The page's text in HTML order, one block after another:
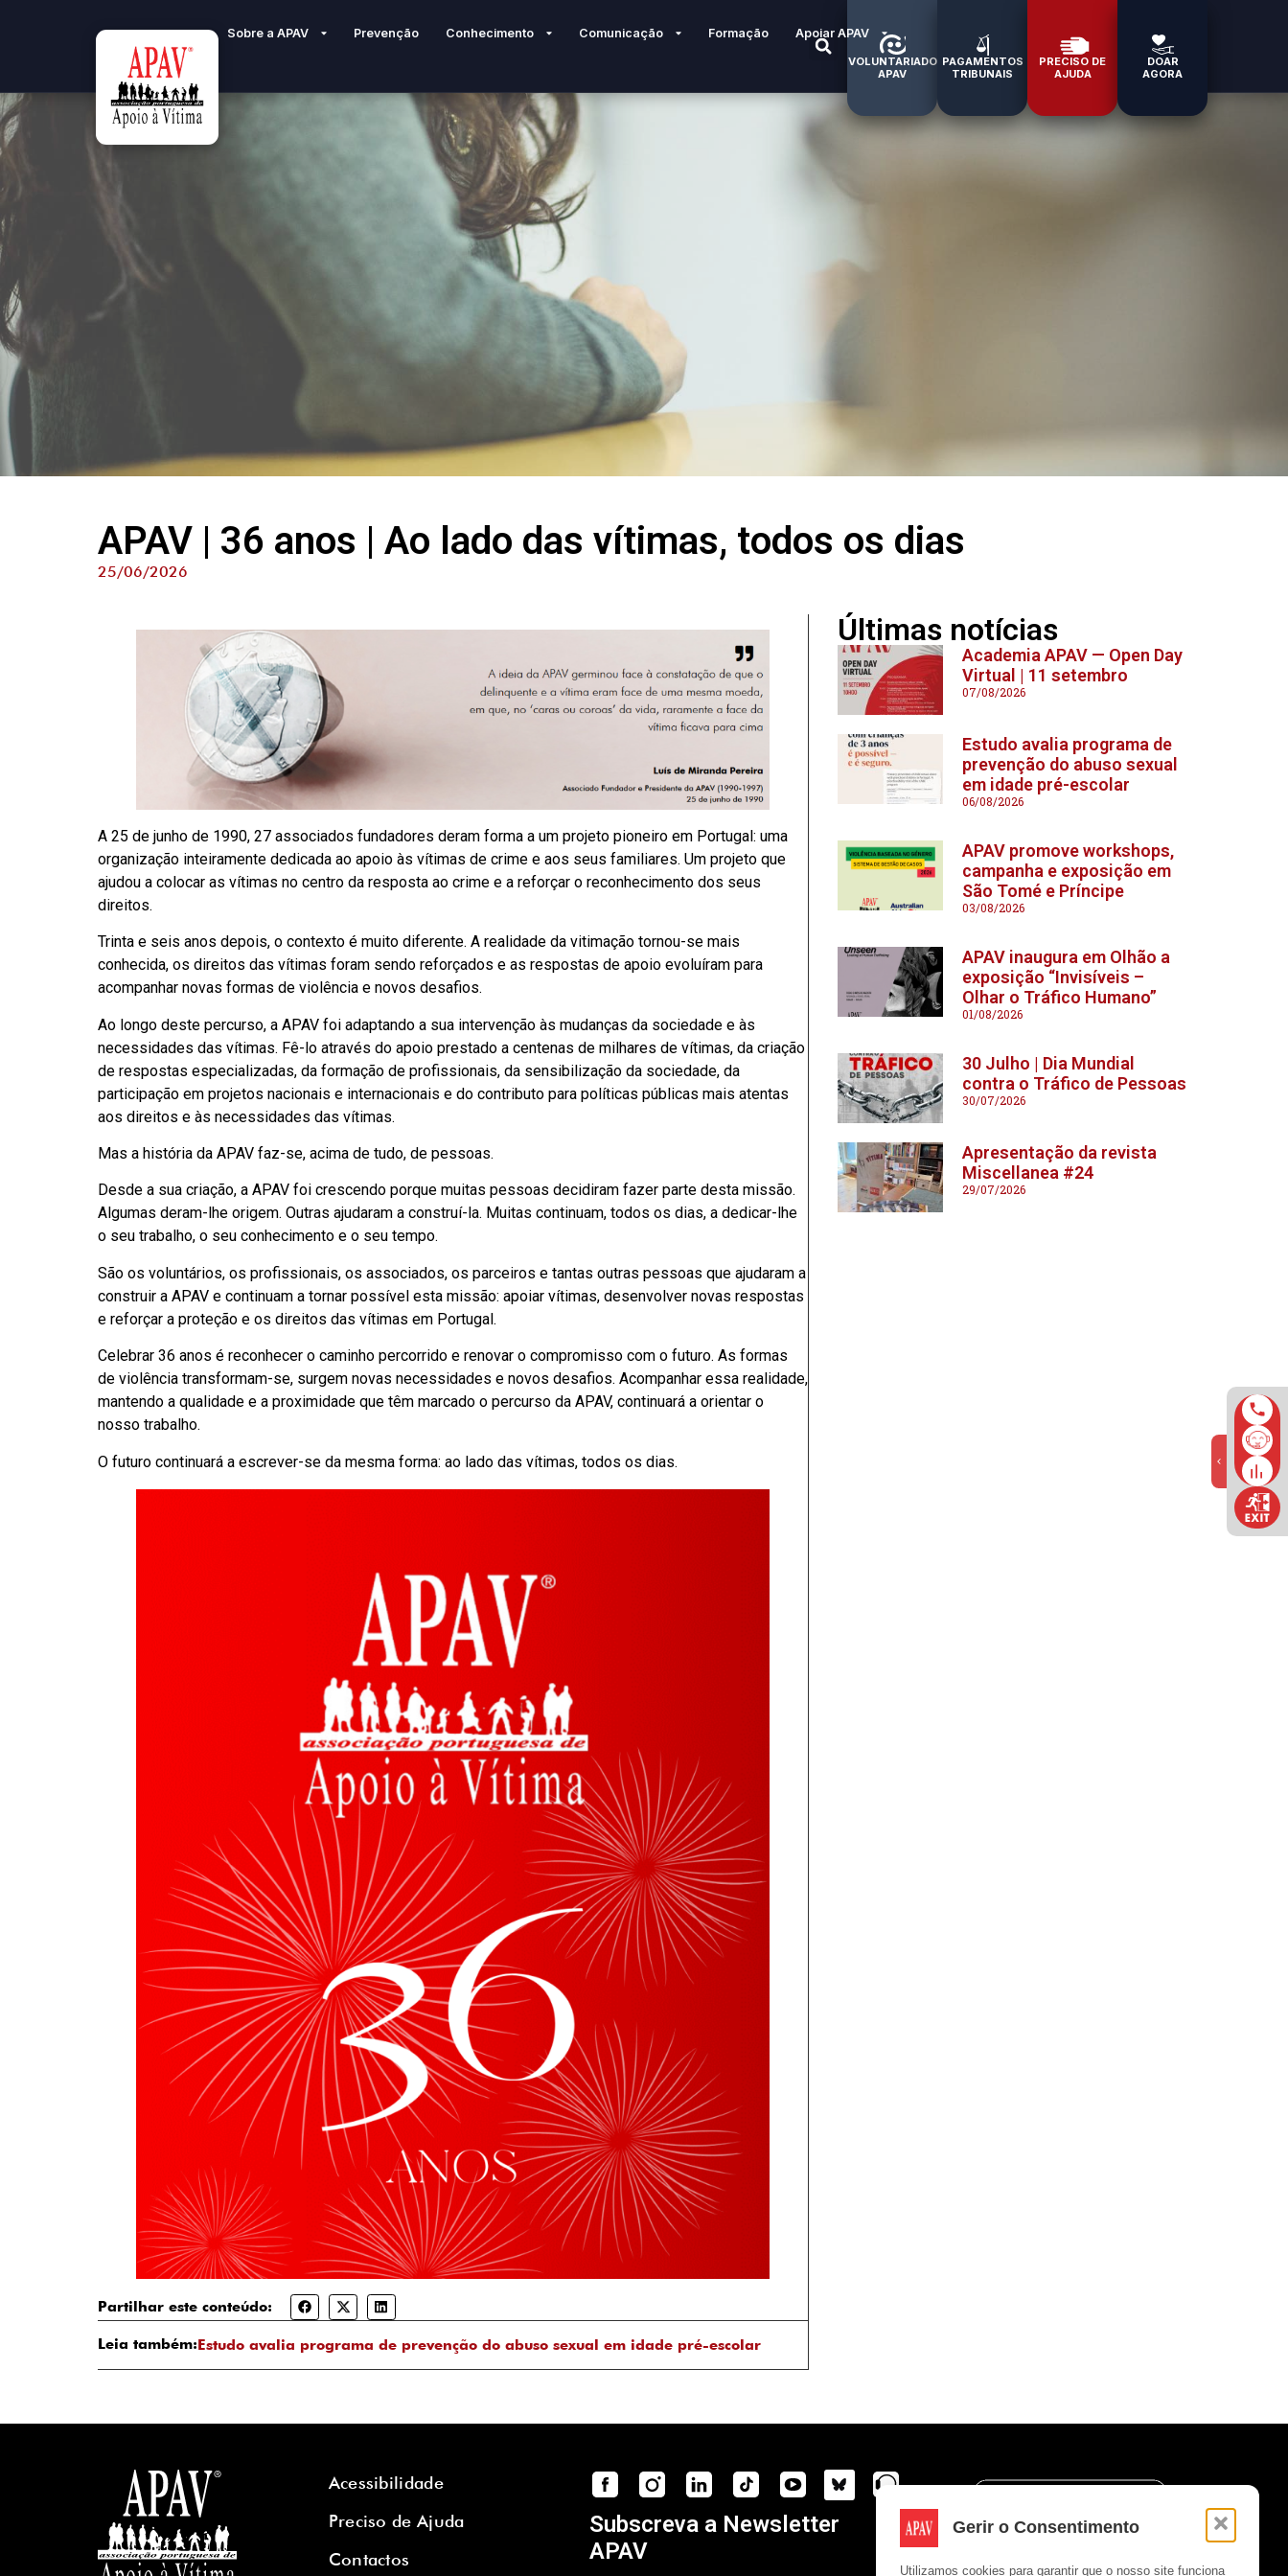
Gerir o Consentimento
Utilizamos cookies para garantir que o nosso site funciona
Sobre a APAV Prevenção Conhecimento Comunicação Formação Apoiar APAV
VOLUNTARIADO
APAV
PAGAMENTOS
TRIBUNAIS
PRECISO DE
AJUDA
DOAR
AGORA
APAV | 36 anos | Ao lado das vítimas, todos os dias
25/06/2026
A 25 de junho de 1990, 27 associados fundadores deram forma a um projeto pioneiro em Portugal: uma
organização inteiramente dedicada ao apoio às vítimas de crime e aos seus familiares. Um projeto que
ajudou a colocar as vítimas no centro da resposta ao crime e a reforçar o reconhecimento dos seus
direitos.
Trinta e seis anos depois, o contexto é muito diferente. A realidade da vitimação tornou-se mais
conhecida, os direitos das vítimas foram sendo reforçados e as respostas de apoio evoluíram para
acompanhar novas formas de violência e novos desafios.
Ao longo deste percurso, a APAV foi adaptando a sua intervenção às mudanças da sociedade e às
necessidades das vítimas. Fê-lo através do apoio prestado a centenas de milhares de vítimas, da criação
de respostas especializadas, da formação de profissionais, da sensibilização da sociedade, da
participação em projetos nacionais e internacionais e do contributo para políticas públicas mais atentas
aos direitos e às necessidades das vítimas.
Mas a história da APAV faz-se, acima de tudo, de pessoas.
Desde a sua criação, a APAV foi crescendo porque muitas pessoas decidiram fazer parte desta missão.
Algumas deram-lhe origem. Outras ajudaram a construí-la. Muitas continuam, todos os dias, a dedicar-lhe
o seu trabalho, o seu conhecimento e o seu tempo.
São os voluntários, os profissionais, os associados, os parceiros e tantas outras pessoas que ajudaram a
construir a APAV e continuam a tornar possível esta missão: apoiar vítimas, desenvolver novas respostas
e reforçar a proteção e os direitos das vítimas em Portugal.
Celebrar 36 anos é reconhecer o caminho percorrido e renovar o compromisso com o futuro. As formas
de violência transformam-se, surgem novas necessidades e novos desafios. Acompanhar essa realidade,
mantendo a qualidade e a proximidade que têm marcado o percurso da APAV, continuará a orientar o
nosso trabalho.
O futuro continuará a escrever-se da mesma forma: ao lado das vítimas, todos os dias.
Partilhar este conteúdo:
Leia também:Estudo avalia programa de prevenção do abuso sexual em idade pré-escolar
Últimas notícias
Academia APAV — Open Day
Virtual | 11 setembro
07/08/2026
Estudo avalia programa de
prevenção do abuso sexual
em idade pré-escolar
06/08/2026
APAV promove workshops,
campanha e exposição em
São Tomé e Príncipe
03/08/2026
APAV inaugura em Olhão a
exposição “Invisíveis –
Olhar o Tráfico Humano”
01/08/2026
30 Julho | Dia Mundial
contra o Tráfico de Pessoas
30/07/2026
Apresentação da revista
Miscellanea #24
29/07/2026
Acessibilidade
Preciso de Ajuda
Contactos
Subscreva a Newsletter
APAV